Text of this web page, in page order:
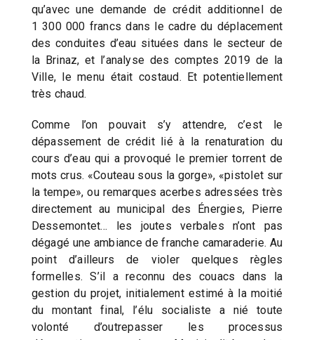
qu’avec une demande de crédit additionnel de
1 300 000 francs dans le cadre du déplacement
des conduites d’eau situées dans le secteur de
la Brinaz, et l’analyse des comptes 2019 de la
Ville, le menu était costaud. Et potentiellement
très chaud.
Comme l’on pouvait s’y attendre, c’est le
dépassement de crédit lié à la renaturation du
cours d’eau qui a provoqué le premier torrent de
mots crus. «Couteau sous la gorge», «pistolet sur
la tempe», ou remarques acerbes adressées très
directement au municipal des Énergies, Pierre
Dessemontet… les joutes verbales n’ont pas
dégagé une ambiance de franche camaraderie. Au
point d’ailleurs de violer quelques règles
formelles. S’il a reconnu des couacs dans la
gestion du projet, initialement estimé à la moitié
du montant final, l’élu socialiste a nié toute
volonté d’outrepasser les processus